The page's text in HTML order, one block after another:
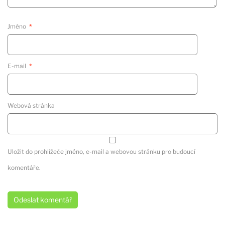
Jméno *
E-mail *
Webová stránka
Uložit do prohlížeče jméno, e-mail a webovou stránku pro budoucí
komentáře.